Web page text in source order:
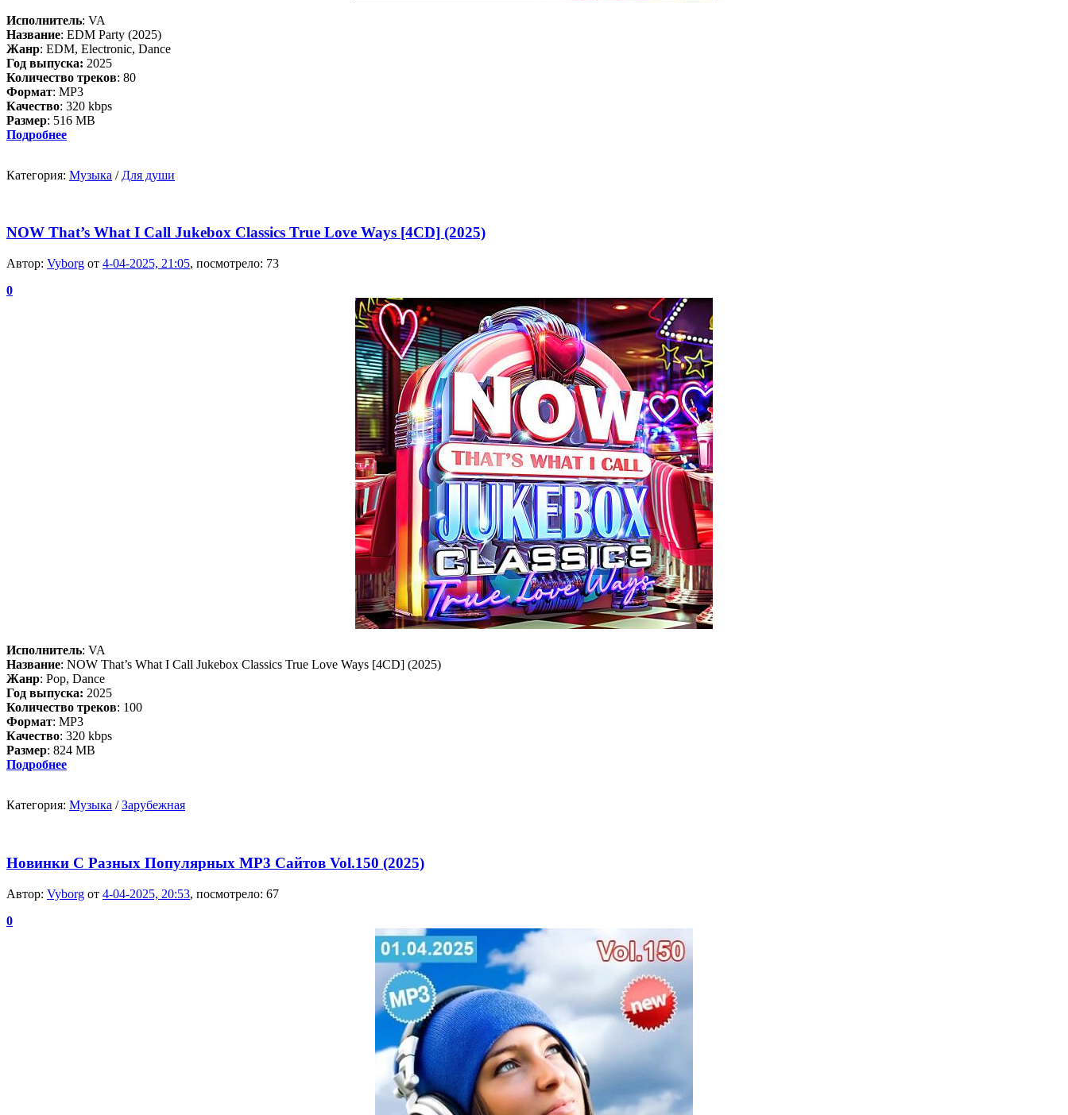
Исполнитель: VA
Название: EDM Party (2025)
Жанр: EDM, Electronic, Dance
Год выпуска: 2025
Количество треков: 80
Формат: MP3
Качество: 320 kbps
Размер: 516 MB
Подробнее
Категория: Музыка / Для души
NOW That’s What I Call Jukebox Classics True Love Ways [4CD] (2025)
Автор: Vyborg от 4-04-2025, 21:05, посмотрело: 73
0
Исполнитель: VA
Название: NOW That’s What I Call Jukebox Classics True Love Ways [4CD] (2025)
Жанр: Pop, Dance
Год выпуска: 2025
Количество треков: 100
Формат: MP3
Качество: 320 kbps
Размер: 824 MB
Подробнее
Категория: Музыка /Зарубежная
Новинки С Разных Популярных MP3 Сайтов Vol.150 (2025)
Автор: Vyborg от 4-04-2025, 20:53, посмотрело: 67
0